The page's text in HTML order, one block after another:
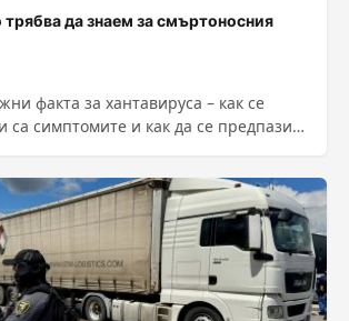
трябва да знаем за смъртоносния
факта за хантавируса – как се
са симптомите и как да се предпазите